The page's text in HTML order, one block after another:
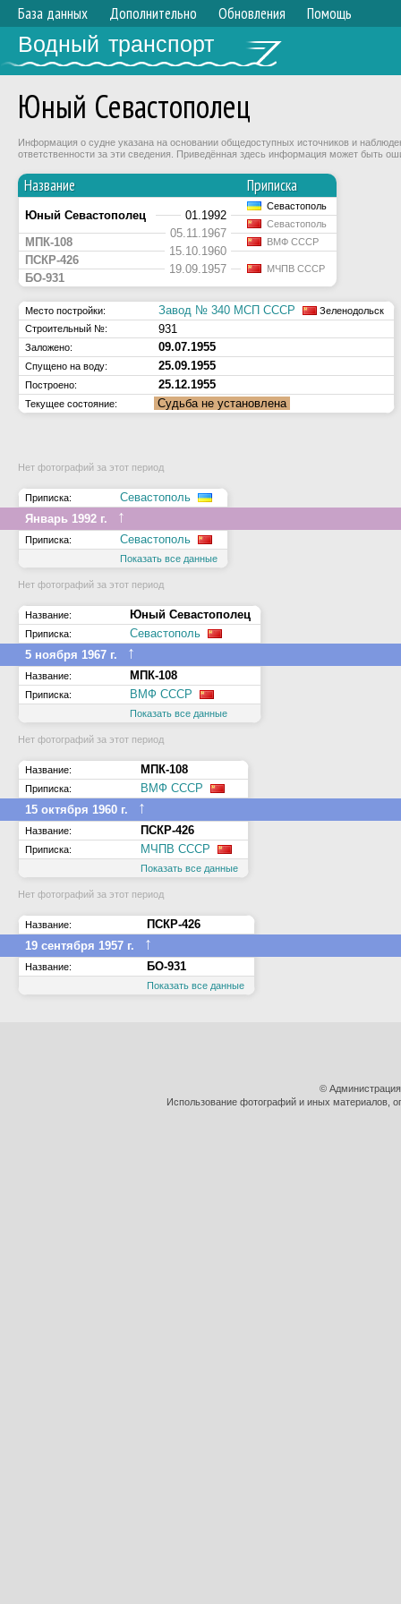
База данных Дополнительно Обновления Помощь
Водный транспорт
Юный Севастополец
Информация о судне указана на основании общедоступных источников и
ответственности за эти сведения. Приведённая здесь информация может быть
Название Приписка
Юный Севастополец 01.1992
Севастополь
05.11.1967
Севастополь
МПК-108
15.10.1960
ВМФ СССР
ПСКР-426
19.09.1957 МЧПВ СССР
БО-931
Место постройки: Завод № 340 МСП СССР
Зеленодольск
Строительный №:
931
Заложено: 09.07.1955
Спущено на воду: 25.09.1955
Построено: 25.12.1955
Текущее состояние: Судьба не установлена
Нет фотографий за этот период
Приписка:
Севастополь
Январь 1992 г.
↑
Приписка: Севастополь
Показать все данные
Нет фотографий за этот период
Название: Юный Севастополец
Приписка:
Севастополь
5 ноября 1967 г.
↑
Название: МПК-108
Приписка: ВМФ СССР
Показать все данные
Нет фотографий за этот период
Название: МПК-108
Приписка:
ВМФ СССР
15 октября 1960 г.
↑
Название: ПСКР-426
Приписка: МЧПВ СССР
Показать все данные
Нет фотографий за этот период
Название:
ПСКР-426
19 сентября 1957 г.
↑
Название: БО-931
Показать все данные
©
Использование фотографий и иных материалов,